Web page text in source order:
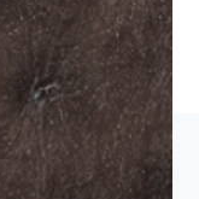
Rechercher